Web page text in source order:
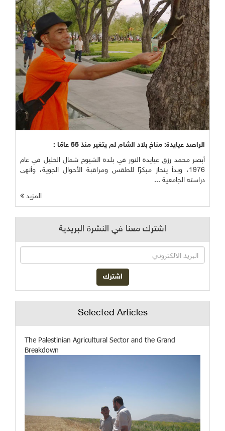
الراصد عيايدة: مناخ بلاد الشام لم يتغير منذ 55 عامًا :
أبصر محمد رزق عيايدة النور في بلدة الشيوخ شمال الخليل في عام
1976، وبدأ ينحاز مبكرًا للطقس ومراقبة الأحوال الجوية، وأنهى
دراسته الجامعية ...
المزيد
اشترك معنا في النشرة البريدية
Selected Articles
The Palestinian Agricultural Sector and the Grand
Breakdown